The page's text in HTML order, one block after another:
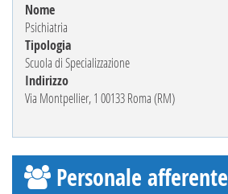
Nome
Psichiatria
Tipologia
Scuola di Specializzazione
Indirizzo
Via Montpellier, 1 00133 Roma (RM)
Personale afferente